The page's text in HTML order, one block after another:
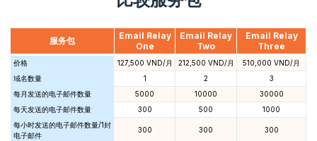
服务包
Email Relay
One
Email Relay
Two
Email Relay
Three
价格 127,500 VND/月 212,500 VND/月
510,000 VND/月
域名数量
1 2
3
每月发送的电子邮件数量
5000 10000
30000
每天发送的电子邮件数量
300 500
1000
每小时发送的电子邮件数量/1封
电子邮件
300 300 300